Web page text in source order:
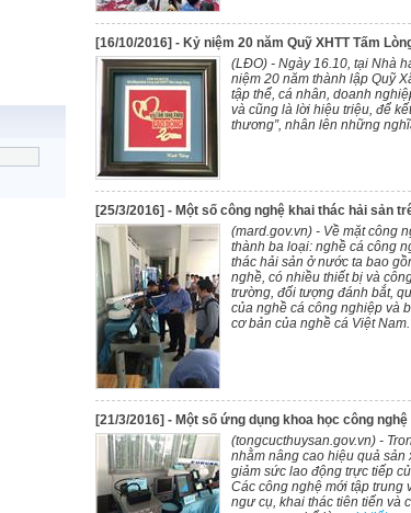
[16/10/2016] - Kỷ niệm 20 năm Quỹ XHTT Tấm
(LĐO) - Ngày 16.10, tại Nhà
niệm 20 năm thành lập Quỹ
tập thể, cá nhân, doanh
và cũng là lời hiệu triệu, để
thương”, nhân lên những
[25/3/2016] - Một số công nghệ khai thác hải sản
(mard.gov.vn) - Về mặt công
thành ba loại: nghề cá công
thác hải sản ở nước ta bao
nghề, có nhiều thiết bị và
trường, đối tượng đánh bắt,
của nghề cá công nghiệp và
cơ bản của nghề cá Việt Nam.
[21/3/2016] - Một số ứng dụng khoa học công
(tongcucthuysan.gov.vn) -
nhằm nâng cao hiệu quả sản
giảm sức lao động trực tiếp
Các công nghệ mới tập trung
ngư cụ, khai thác tiên tiến và